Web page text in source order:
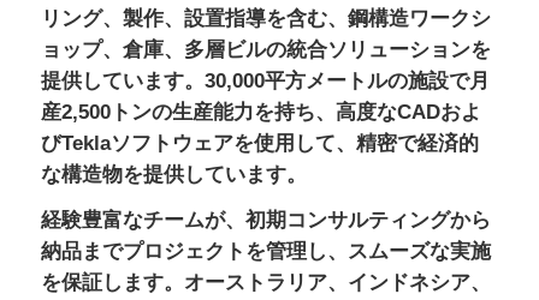
リング、製作、設置指導を含む、鋼構造ワークシ
ョップ、倉庫、多層ビルの統合ソリューションを
提供しています。30,000平方メートルの施設で月
産2,500トンの生産能力を持ち、高度なCADおよ
びTeklaソフトウェアを使用して、精密で経済的
な構造物を提供しています。
経験豊富なチームが、初期コンサルティングから
納品までプロジェクトを管理し、スムーズな実施
を保証します。オーストラリア、インドネシア、